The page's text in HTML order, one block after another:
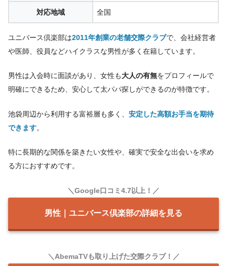
対応地域 全国
ユニバース倶楽部は2011年創業の老舗交際クラブで、会社経営者
や医師、役員などハイクラスな男性が多く在籍しています。
男性は入会時に面談があり、女性も大人の有無をプロフィールで
明確にできるため、安心して太パパ探しができるのが特徴です。
池袋周辺から利用する富裕層も多く、 安定した高額お手当を期待
できます。
特に長期的な関係を築きたい女性や、確実で安全な出会いを求め
る方におすすめです。
＼Google口コミ4.7以上！／
男性｜ユニバース倶楽部の詳細を見る
＼AbemaTVも取り上げた交際クラブ！／